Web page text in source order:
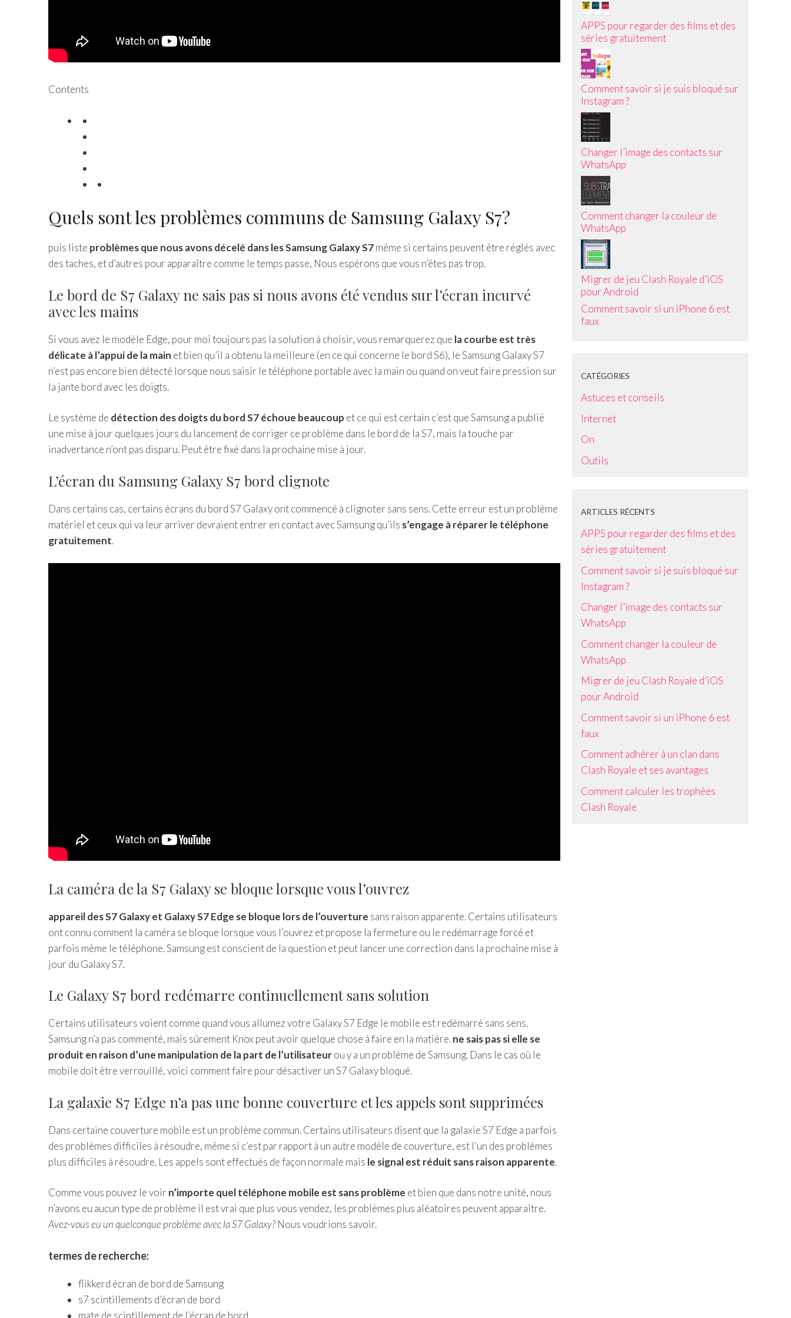
Contents
Quels sont les problèmes communs de Samsung Galaxy S7?
puis liste problèmes que nous avons décelé dans les Samsung Galaxy S7même si certains peuvent être réglés avec
des taches, et d’autres pour apparaître comme le temps passe, Nous espérons que vous n’êtes pas trop.
Le bord de S7 Galaxy ne sais pas si nous avons été vendus sur l’écran incurvé
avec les mains
Si vous avez le modèle Edge, pour moi toujours pas la solution à choisir, vous remarquerez que la courbe est très
délicate à l’appui de la main et bien qu’il a obtenu la meilleure (en ce qui concerne le bord S6), le Samsung Galaxy S7
n’est pas encore bien détecté lorsque nous saisir le téléphone portable avec la main ou quand on veut faire pression sur
la jante bord avec les doigts.
Le système de détection des doigts du bord S7 échoue beaucoup et ce qui est certain c’est que Samsung a publié
une mise à jour quelques jours du lancement de corriger ce problème dans le bord de la S7, mais la touche par
inadvertance n’ont pas disparu. Peut être fixé dans la prochaine mise à jour.
L’écran du Samsung Galaxy S7 bord clignote
Dans certains cas, certains écrans du bord S7 Galaxy ont commencé à clignoter sans sens. Cette erreur est un problème
matériel et ceux qui va leur arriver devraient entrer en contact avec Samsung qu’ils s’engage à réparer le téléphone
gratuitement.
La caméra de la S7 Galaxy se bloque lorsque vous l’ouvrez
appareil des S7 Galaxy et Galaxy S7 Edge se bloque lors de l’ouverture sans raison apparente. Certains utilisateurs
ont connu comment la caméra se bloque lorsque vous l’ouvrez et propose la fermeture ou le redémarrage forcé et
parfois même le téléphone. Samsung est conscient de la question et peut lancer une correction dans la prochaine mise à
jour du Galaxy S7.
Le Galaxy S7 bord redémarre continuellement sans solution
Certains utilisateurs voient comme quand vous allumez votre Galaxy S7 Edge le mobile est redémarré sans sens.
Samsung n’a pas commenté, mais sûrement Knox peut avoir quelque chose à faire en la matière.ne sais pas si elle se
produit en raison d’une manipulation de la part de l’utilisateurou y a un problème de Samsung. Dans le cas où le
mobile doit être verrouillé, voici comment faire pour désactiver un S7 Galaxy bloqué.
La galaxie S7 Edge n’a pas une bonne couverture et les appels sont supprimées
Dans certaine couverture mobile est un problème commun. Certains utilisateurs disent que la galaxie S7 Edge a parfois
des problèmes difficiles à résoudre, même si c’est par rapport à un autre modèle de couverture, est l’un des problèmes
plus difficiles à résoudre. Les appels sont effectués de façon normale mais le signal est réduit sans raison apparente.
Comme vous pouvez le voir n’importe quel téléphone mobile est sans problème et bien que dans notre unité, nous
n’avons eu aucun type de problème il est vrai que plus vous vendez, les problèmes plus aléatoires peuvent apparaître.
Avez-vous eu un quelconque problème avec la S7 Galaxy?Nous voudrions savoir.
termes de recherche:
flikkerd écran de bord de Samsung
s7 scintillements d’écran de bord
mate de scintillement de l’écran de bord
APPS pour regarder des films et des
séries gratuitement
Comment savoir si je suis bloqué sur
Instagram ?
Changer l’image des contacts sur
WhatsApp
Comment changer la couleur de
WhatsApp
Migrer de jeu Clash Royale d’iOS
pour Android
Comment savoir si un iPhone 6 est
faux
CATÉGORIES
Astuces et conseils
Internet
On
Outils
ARTICLES RÉCENTS
APPS pour regarder des films et des
séries gratuitement
Comment savoir si je suis bloqué sur
Instagram ?
Changer l’image des contacts sur
WhatsApp
Comment changer la couleur de
WhatsApp
Migrer de jeu Clash Royale d’iOS
pour Android
Comment savoir si un iPhone 6 est
faux
Comment adhérer à un clan dans
Clash Royale et ses avantages
Comment calculer les trophées
Clash Royale